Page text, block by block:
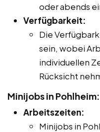
oder abends
Verfügbarkeit:
Die
sein, wobei
individuellen
Rücksicht
Minijobs in Pohlheim:
Arbeitszeiten:
Minijobs in